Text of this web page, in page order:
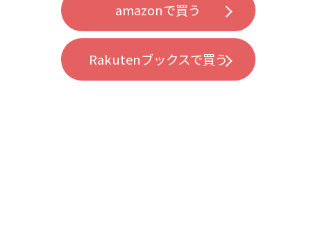
amazonで買う
Rakutenブックスで買う